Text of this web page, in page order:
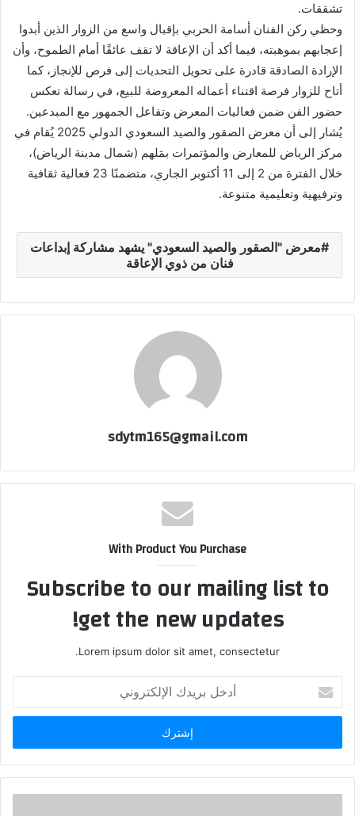
تشققات.
وحظي ركن الفنان أسامة الحربي بإقبال واسع من الزوار الذين أبدوا
إعجابهم بموهبته، فيما أكد أن الإعاقة لا تقف عائقًا أمام الطموح، وأن
الإرادة الصادقة قادرة على تحويل التحديات إلى فرص للإنجاز، كما
أتاح للزوار فرصة اقتناء أعماله المعروضة للبيع، في رسالة تعكس
حضور الفن ضمن فعاليات المعرض وتفاعل الجمهور مع المبدعين.
يُشار إلى أن معرض الصقور والصيد السعودي الدولي 2025 يُقام في
مركز الرياض للمعارض والمؤتمرات بمَلهم (شمال مدينة الرياض)،
خلال الفترة من 2 إلى 11 أكتوبر الجاري، متضمنًا 23 فعالية ثقافية
وترفيهية وتعليمية متنوعة.
معرض "الصقور والصيد السعودي" يشهد مشاركة إبداعات
فنان من ذوي الإعاقة
sdytm165@gmail.com
With Product You Purchase
Subscribe to our mailing list to
get the new updates!
Lorem ipsum dolor sit amet, consectetur.
بريدك
الإلكتروني